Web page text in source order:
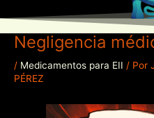
Negligencia
/ Medicamentos para EII / Por
PÉREZ